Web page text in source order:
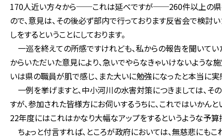
170人近い方々から──これは延べですが──260件以上の県行
ので、意見は、その後必ず部内で行っております反省会で検
しをするということにしております。
一巡を終えての所感ですけれども、私からの報告を聞いてい
からいただいた意見により、急いでやらなきゃいけないような
いは県の職員が肌で感じ、また大いに勉強になったと本当に実
一例を挙げますと、中小河川の水害対策につきましては、そ
すが、参加された皆様方にお伺いするうちに、これではいかん
22年度にはこれはかなり大幅なアップをするというような予
ちょっと付言すれば、ところが政府においては、無慈悲にも